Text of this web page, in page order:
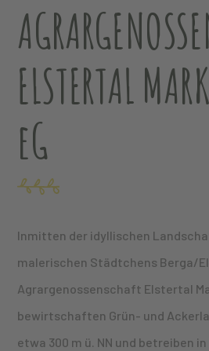
ELSTERTAL
eG
Inmitten der idyllischen
malerischen Städtchens Berga/
Agrargenossenschaft Elstertal
bewirtschaften Grün- und
etwa 300 m ü. NN und betreiben